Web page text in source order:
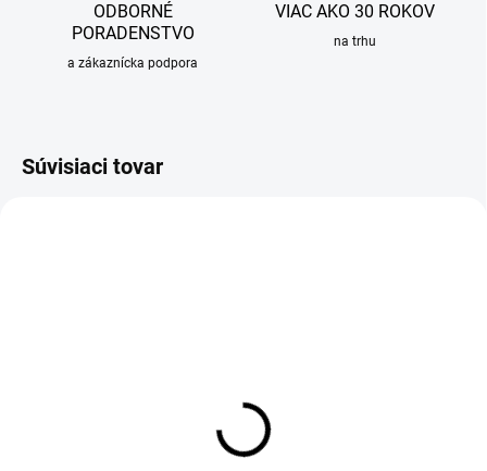
ODBORNÉ
PORADENSTVO
a zákaznícka podpora
VIAC AKO 30 ROKOV
na trhu
Súvisiaci tovar